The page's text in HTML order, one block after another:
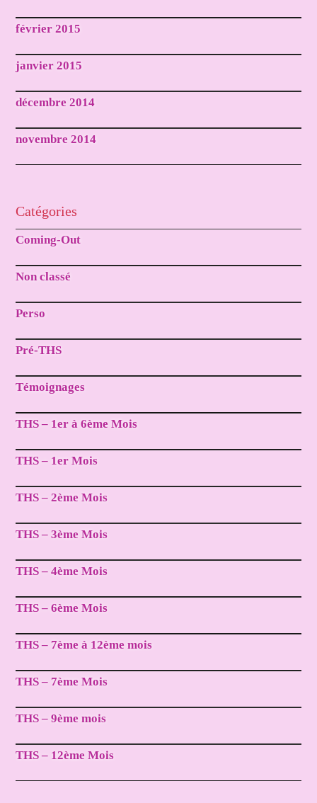
février 2015
janvier 2015
décembre 2014
novembre 2014
Catégories
Coming-Out
Non classé
Perso
Pré-THS
Témoignages
THS – 1er à 6ème Mois
THS – 1er Mois
THS – 2ème Mois
THS – 3ème Mois
THS – 4ème Mois
THS – 6ème Mois
THS – 7ème à 12ème mois
THS – 7ème Mois
THS – 9ème mois
THS – 12ème Mois